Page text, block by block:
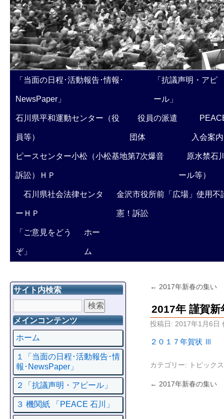
「当面の日程･活動報告･情報･
NewsPaper」
「抗議声明・アピ
ール」
石川県平和運動センター（役
員等）
役員の派遣
団体 入会案内
ピースセンター小松（小松基地第7次爆音
訴訟）ＨＰ
原水禁石
ール等）
石川県社会法律センタ
ーＨＰ
金沢市役所前「広場」使用不
憲！訴訟
「ご意見をどう
ぞ」
ホー
ム
← 2017年新春の集い
2017年 謹賀新
投稿日: 2017年1月6日
２０１７年賀状 Ⅲ
カテゴリー: トピックス
← 2017年新春の集い
サイト内検索
メインコンテンツ
ホーム
１「当面の日程･活動報告･情
報･NewsPaper」
２「抗議声明・アピール」
３ 機関紙 「PEACE 石川」